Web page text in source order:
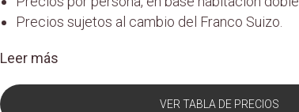
Precios sujetos al cambio del Franco Suizo.
Leer más
VER TABLA DE PRECIOS